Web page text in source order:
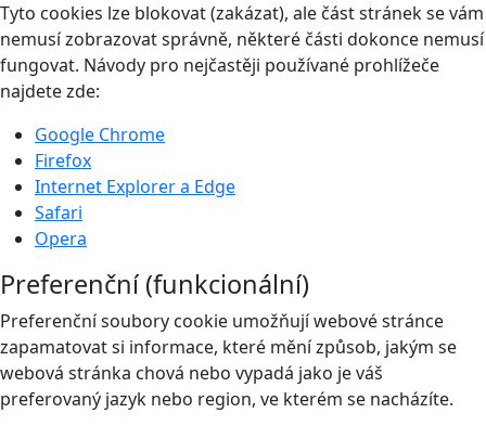
Tyto cookies lze blokovat (zakázat), ale část stránek se vám
nemusí zobrazovat správně, některé části dokonce nemusí
fungovat. Návody pro nejčastěji používané prohlížeče
najdete zde:
Google Chrome
Firefox
Internet Explorer a Edge
Safari
Opera
Preferenční (funkcionální)
Preferenční soubory cookie umožňují webové stránce
zapamatovat si informace, které mění způsob, jakým se
webová stránka chová nebo vypadá jako je váš
preferovaný jazyk nebo region, ve kterém se nacházíte.